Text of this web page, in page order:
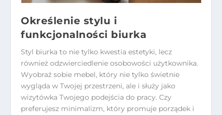
Określenie stylu i
funkcjonalności biurka
Styl biurka to nie tylko kwestia estetyki, lecz
również odzwierciedlenie osobowości użytkownika.
Wyobraź sobie mebel, który nie tylko świetnie
wygląda w Twojej przestrzeni, ale i służy jako
wizytówka Twojego podejścia do pracy. Czy
preferujesz minimalizm, który promuje porządek i